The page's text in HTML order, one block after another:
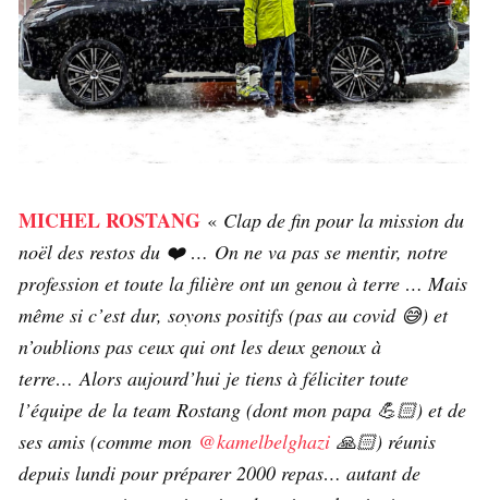
MICHEL ROSTANG « Clap de fin pour la mission du
noël des restos du ❤️ … On ne va pas se mentir, notre
profession et toute la filière ont un genou à terre … Mais
même si c’est dur, soyons positifs (pas au covid 😅) et
n’oublions pas ceux qui ont les deux genoux à
terre… Alors aujourd’hui je tiens à féliciter toute
l’équipe de la team Rostang (dont mon papa 💪🏻) et de
ses amis (comme mon @kamelbelghazi 🙏🏻) réunis
depuis lundi pour préparer 2000 repas… autant de